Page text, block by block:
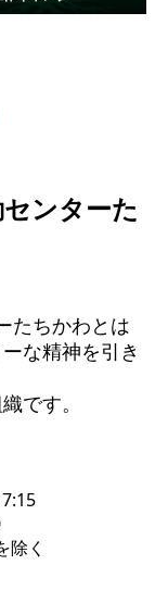
ンターた
たちかわとは
な精神を引き
です。
除く